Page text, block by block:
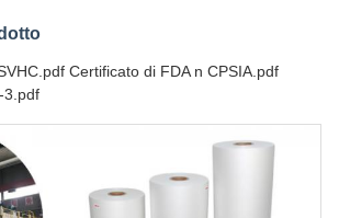
Certificato di FDA n CPSIA.pdf
3.pdf